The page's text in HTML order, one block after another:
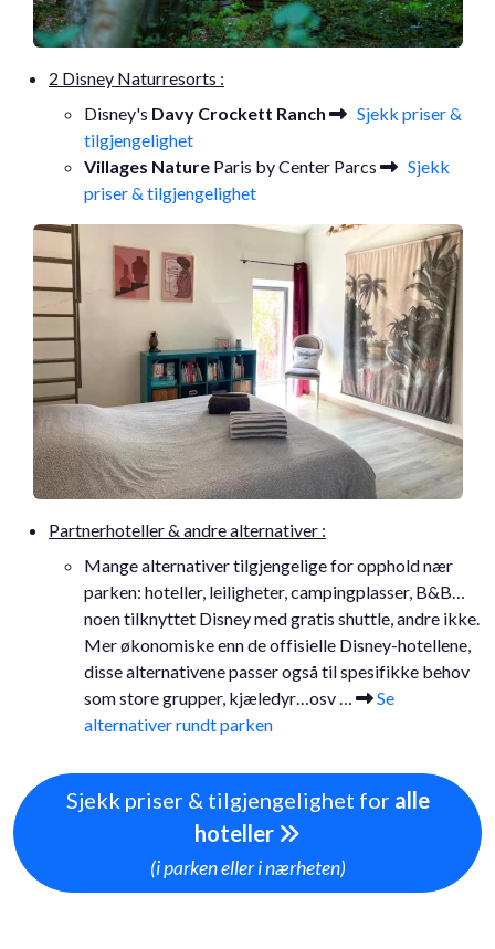
2 Disney Naturresorts :
Disney's Davy Crockett Ranch
Sjekk priser &
tilgjengelighet
Villages Nature Paris by Center Parcs
Sjekk
priser & tilgjengelighet
Partnerhoteller & andre alternativer :
Mange alternativer tilgjengelige for opphold nær
parken: hoteller, leiligheter, campingplasser, B&B…
noen tilknyttet Disney med gratis shuttle, andre ikke.
Mer økonomiske enn de offisielle Disney-hotellene,
disse alternativene passer også til spesifikke behov
som store grupper, kjæledyr…osv …
Se
alternativer rundt parken
Sjekk priser & tilgjengelighet for alle
hoteller
(i parken eller i nærheten)